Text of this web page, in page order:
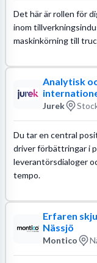
Det här är rollen för
inom
maskinkörning till
Analytisk
Jurek
Du tar en central
driver förbättringar i
leverantörsdialoger
tempo.
Erfaren
Nässjö
Montico